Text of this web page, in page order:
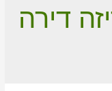
דירה